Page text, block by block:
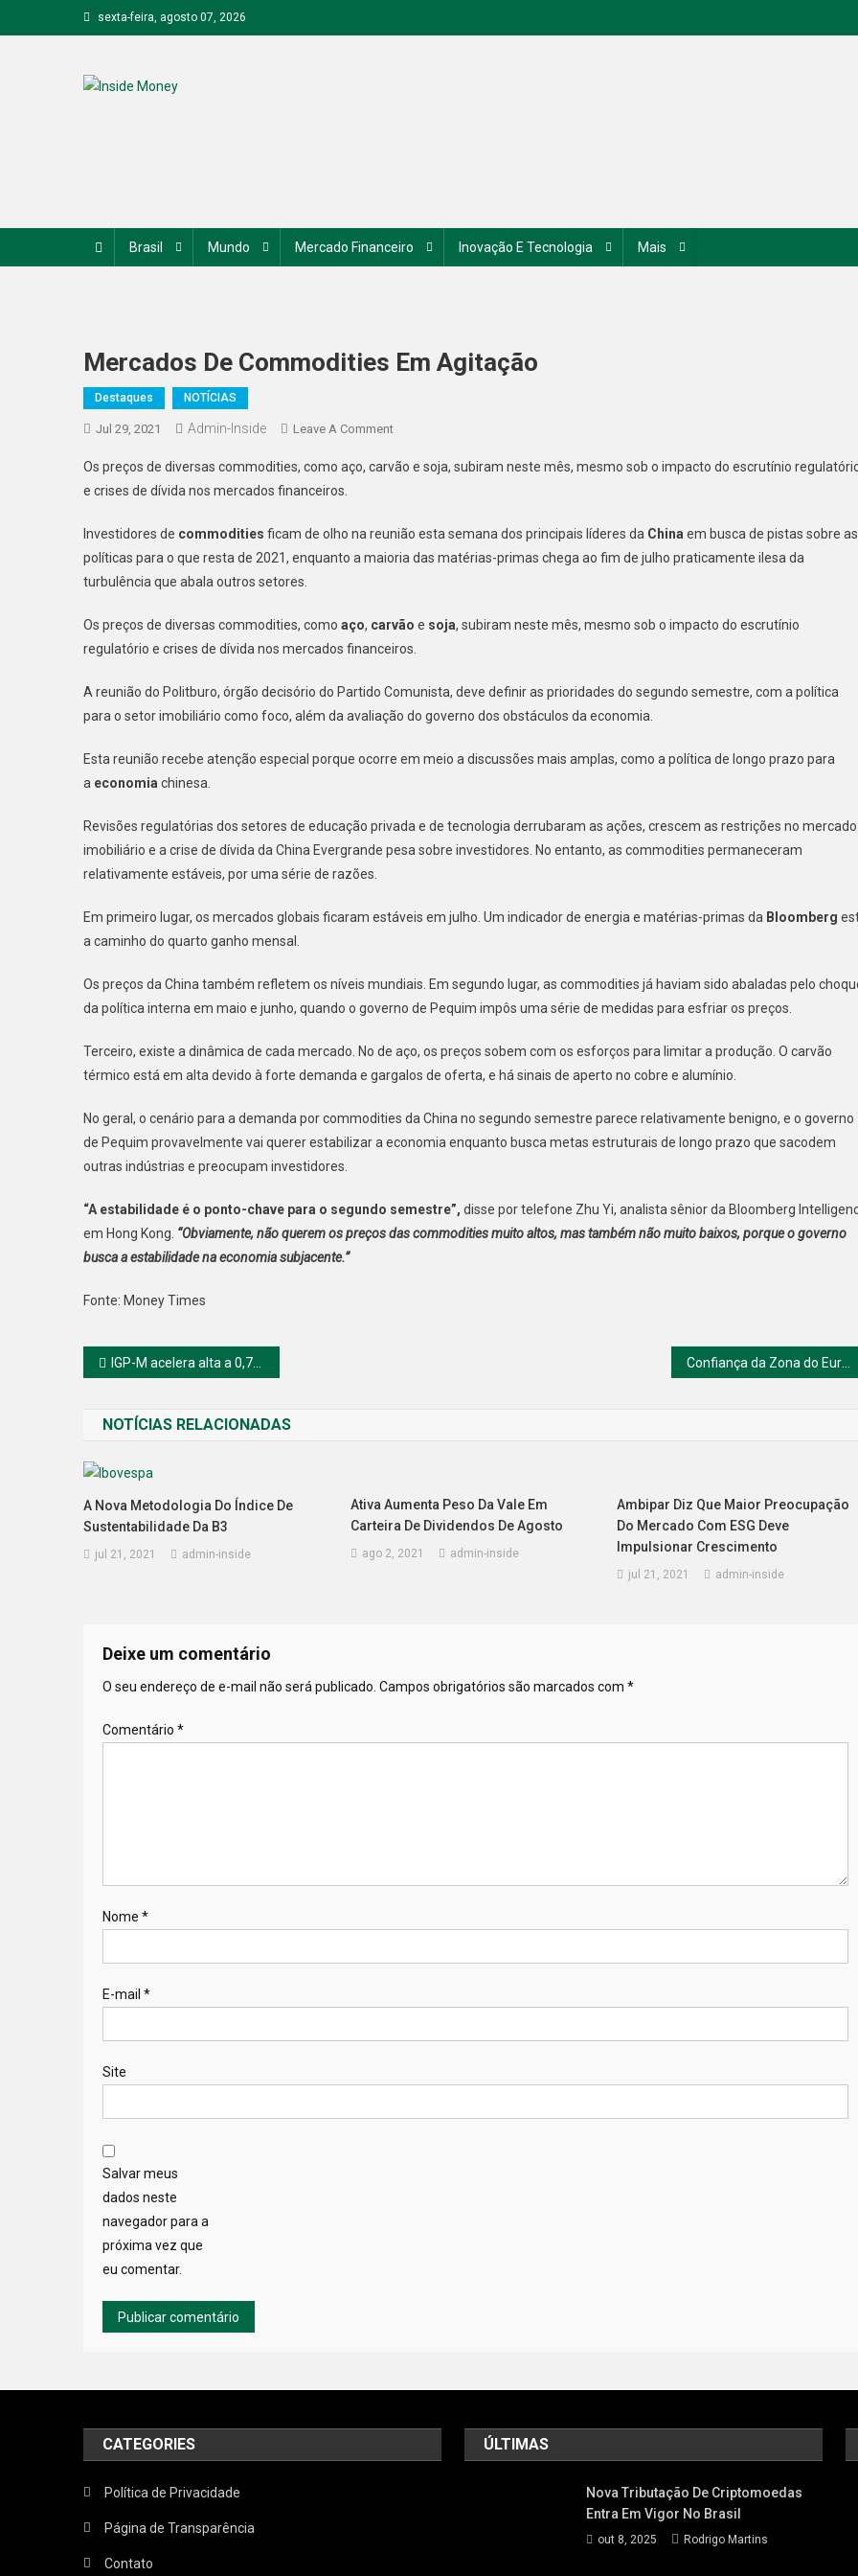
to
sexta-feira, agosto 07, 2026
Brasil Mundo Mercado Financeiro Inovação E Tecnologia Mais
Mercados De Commodities Em Agitação
Destaques NOTÍCIAS
Jul 29, 2021 Admin-Inside Leave A CommentOn
De
Agitação
Os preços de diversas commodities, como aço, carvão e soja, subiram neste mês, mesmo sob o impacto do escrutínio
e crises de dívida nos mercados financeiros.
Investidores de commodities ficam de olho na reunião esta semana dos principais líderes da China em busca de pistas sobre as
políticas para o que resta de 2021, enquanto a maioria das matérias-primas chega ao fim de julho praticamente ilesa da
turbulência que abala outros setores.
Os preços de diversas commodities, como aço, carvão e soja, subiram neste mês, mesmo sob o impacto do escrutínio
regulatório e crises de dívida nos mercados financeiros.
A reunião do Politburo, órgão decisório do Partido Comunista, deve definir as prioridades do segundo semestre, com a política
para o setor imobiliário como foco, além da avaliação do governo dos obstáculos da economia.
Esta reunião recebe atenção especial porque ocorre em meio a discussões mais amplas, como a política de longo prazo para
a economia chinesa.
Revisões regulatórias dos setores de educação privada e de tecnologia derrubaram as ações, crescem as restrições no mercado
imobiliário e a crise de dívida da China Evergrande pesa sobre investidores. No entanto, as commodities permaneceram
relativamente estáveis, por uma série de razões.
Em primeiro lugar, os mercados globais ficaram estáveis em julho. Um indicador de energia e matérias-primas da Bloomberg
a caminho do quarto ganho mensal.
Os preços da China também refletem os níveis mundiais. Em segundo lugar, as commodities já haviam sido abaladas pelo
da política interna em maio e junho, quando o governo de Pequim impôs uma série de medidas para esfriar os preços.
Terceiro, existe a dinâmica de cada mercado. No de aço, os preços sobem com os esforços para limitar a produção. O carvão
térmico está em alta devido à forte demanda e gargalos de oferta, e há sinais de aperto no cobre e alumínio.
No geral, o cenário para a demanda por commodities da China no segundo semestre parece relativamente benigno, e o governo
de Pequim provavelmente vai querer estabilizar a economia enquanto busca metas estruturais de longo prazo que sacodem
outras indústrias e preocupam investidores.
“A estabilidade é o ponto-chave para o segundo semestre”, disse por telefone Zhu Yi, analista sênior da Bloomberg
em Hong Kong. “Obviamente, não querem os preços das commodities muito altos, mas também não muito baixos, porque o governo
busca a estabilidade na economia subjacente.”
Fonte: Money Times
Navegação
Post
IGP-M acelera alta a 0,78% em julho, diz FGV
NOTÍCIAS RELACIONADAS
A Nova Metodologia Do Índice De
Sustentabilidade Da B3
jul 21, 2021 admin-inside
Ativa Aumenta Peso Da Vale Em
Carteira De Dividendos De Agosto
ago 2, 2021 admin-inside
Ambipar Diz Que Maior Preocupação
Do Mercado Com ESG Deve
Impulsionar Crescimento
jul 21, 2021 admin-inside
Deixe um comentário
O seu endereço de e-mail não será publicado. Campos obrigatórios são marcados com *
Comentário *
Nome *
E-mail *
Site
Salvar meus
dados neste
navegador para a
próxima vez que
eu comentar.
CATEGORIES
Política de Privacidade
Página de Transparência
Contato
ÚLTIMAS
Nova Tributação De Criptomoedas
Entra Em Vigor No Brasil
out 8, 2025 Rodrigo Martins